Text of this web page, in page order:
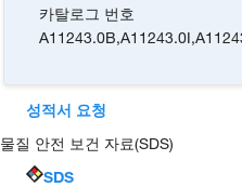
카탈로그 번호
A11243.0B,A11243.0I,
성적서 요청
물질 안전 보건 자료(SDS)
SDS